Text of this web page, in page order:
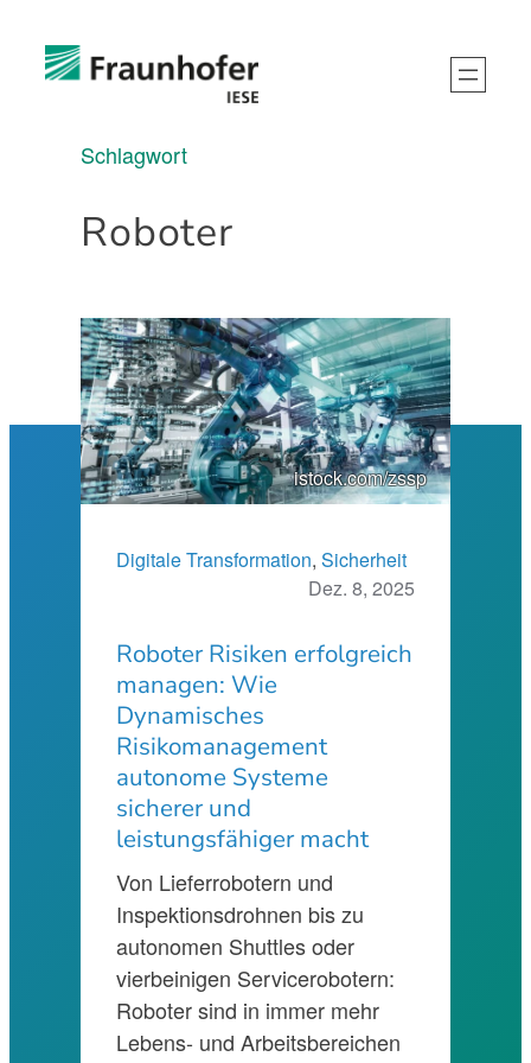
Schlagwort
Roboter
istock.com/zssp
Digitale Transformation, Sicherheit
Dez. 8, 2025
Roboter Risiken erfolgreich
managen: Wie
Dynamisches
Risikomanagement
autonome Systeme
sicherer und
leistungsfähiger macht
Von Lieferrobotern und
Inspektionsdrohnen bis zu
autonomen Shuttles oder
vierbeinigen Servicerobotern:
Roboter sind in immer mehr
Lebens- und Arbeitsbereichen